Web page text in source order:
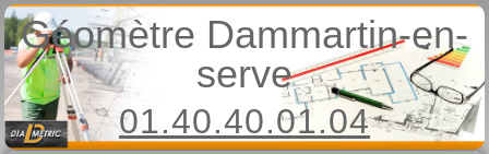
Géomètre Dammartin-en-
serve
01.40.40.01.04